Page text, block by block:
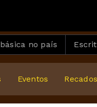
no país Escrito e
Eventos Recados